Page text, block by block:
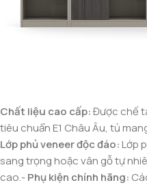
Chất liệu cao cấp:Được chế
tiêu chuẩn E1 Châu Âu, tủ
Lớp phủ veneer độc đáo:Lớp
sang trọng hoặc vân gỗ tự
cao.-Phụ kiện chính hãng: